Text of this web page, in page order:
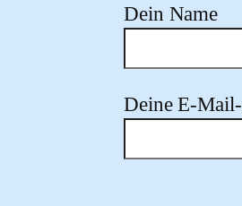
Dein Name
Deine E-